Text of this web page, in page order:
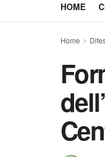
HOME
Home